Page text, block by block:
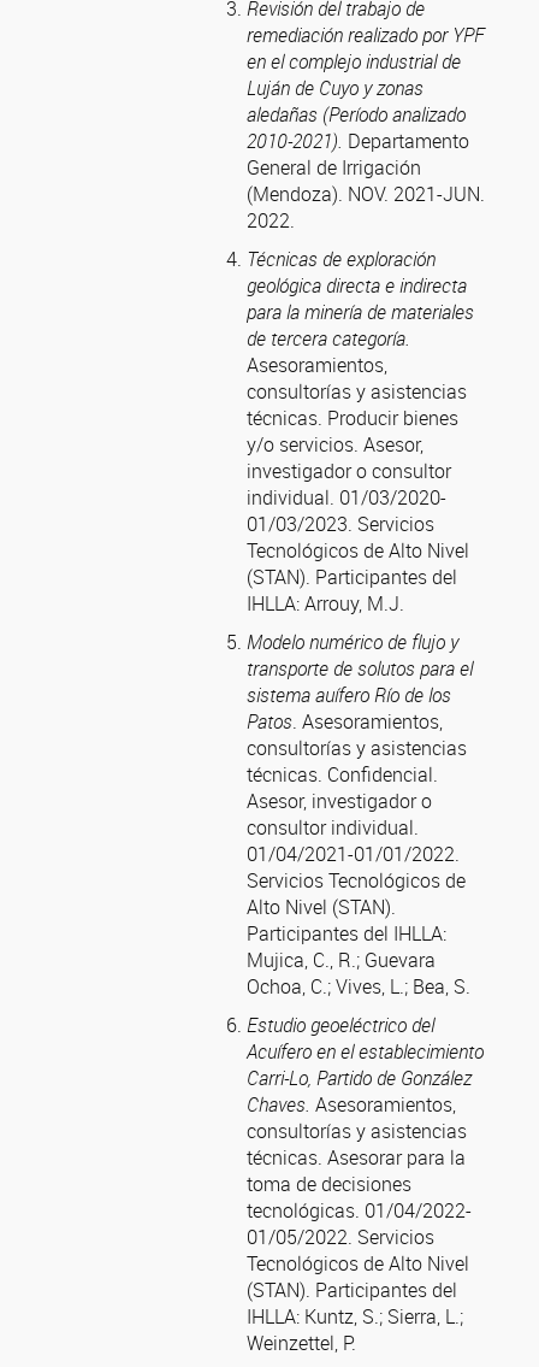
Revisión del trabajo de
remediación realizado por YPF
en el complejo industrial de
Luján de Cuyo y zonas
aledañas (Período analizado
2010-2021). Departamento
General de Irrigación
(Mendoza). NOV. 2021-JUN.
2022.
Técnicas de exploración
geológica directa e indirecta
para la minería de materiales
de tercera categoría.
Asesoramientos,
consultorías y asistencias
técnicas. Producir bienes
y/o servicios. Asesor,
investigador o consultor
individual. 01/03/2020-
01/03/2023. Servicios
Tecnológicos de Alto Nivel
(STAN). Participantes del
IHLLA:Arrouy, M.J.
Modelo numérico de flujo y
transporte de solutos para el
sistema auífero Río de los
Patos. Asesoramientos,
consultorías y asistencias
técnicas. Confidencial.
Asesor, investigador o
consultor individual.
01/04/2021-01/01/2022.
Servicios Tecnológicos de
Alto Nivel (STAN).
Participantes del IHLLA:
Mujica, C., R.; Guevara
Ochoa, C.; Vives, L.; Bea, S.
Estudio geoeléctrico del
Acuífero en el establecimiento
Carri-Lo, Partido de González
Chaves. Asesoramientos,
consultorías y asistencias
técnicas. Asesorar para la
toma de decisiones
tecnológicas. 01/04/2022-
01/05/2022. Servicios
Tecnológicos de Alto Nivel
(STAN). Participantes del
IHLLA: Kuntz, S.; Sierra, L.;
Weinzettel, P.